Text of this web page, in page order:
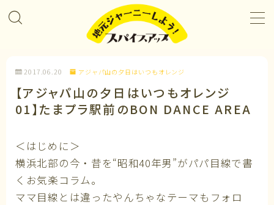
プロジェクト＆カレンダー
企業パートナー
メンバーになる
2017.06.20 アジャパ山の夕日はいつもオレンジ
【アジャパ山の夕日はいつもオレンジ
01】たまプラ駅前のBON DANCE AREA
＜はじめに＞
横浜北部の今・昔を“昭和40年男”がパパ目線で書
くお気楽コラム。
ママ目線とは違ったやんちゃなテーマもフォロ